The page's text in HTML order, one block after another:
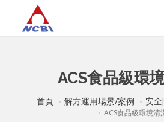
ACS食品級環
首頁 解方運用場景/案例 安
ACS食品級環境清